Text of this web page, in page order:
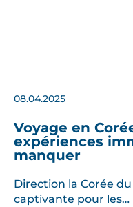
08.04.2025
Voyage en
expériences
manquer
Direction la Corée
captivante pour les…